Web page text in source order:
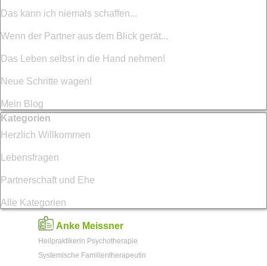
Das kann ich niemals schaffen...
Wenn der Partner aus dem Blick gerät...
Das Leben selbst in die Hand nehmen!
Neue Schritte wagen!
Mein Blog
Block überspringen Kategorien
Kategorien
Herzlich Willkommen
Lebensfragen
Partnerschaft und Ehe
Alle Kategorien
Anke Meissner
Heilpraktikerin Psychotherapie
Systemische Familientherapeutin